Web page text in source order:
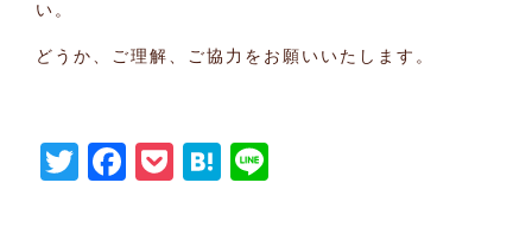
い。
どうか、ご理解、ご協力をお願いいたします。
Twitter
Facebook
Pocket
Hatena
Line